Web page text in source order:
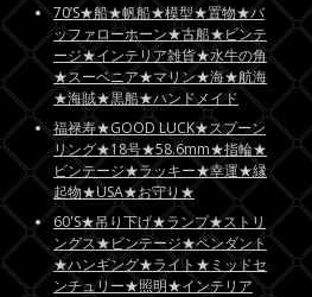
70’S★船★帆船★模型★置物★バ
ッファローホーン★古船★ビンテ
ージ★インテリア雑貨★水牛の角
★スーベニア★マリン★海★航海
★海賊★黒船★ハンドメイド
福禄寿★GOOD LUCK★スプーン
リング★18号★58.6mm★指輪★
ビンテージ★ラッキー★幸運★縁
起物★USA★お守り★
60'S★吊り下げ★ランプ★ストリ
ングス★ビンテージ★ペンダント
★ハンギング★ライト★ミッドセ
ンチュリー★照明★インテリア